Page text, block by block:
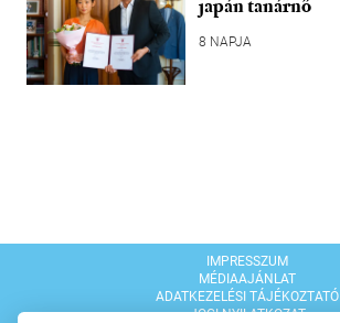
japán tanárnő
8 NAPJA
IMPRESSZUM
MÉDIAAJÁNLAT
ADATKEZELÉSI TÁJÉKOZTATÓ
JOGI NYILATKOZAT